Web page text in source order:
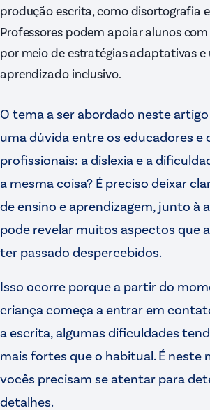
produção escrita, como disortografia
Professores podem apoiar alunos
por meio de estratégias adaptativas
aprendizado inclusivo.
O tema a ser abordado neste
uma dúvida entre os educadores e
profissionais: a dislexia e a
a mesma coisa? É preciso deixar
de ensino e aprendizagem, junto à
pode revelar muitos aspectos que
ter passado despercebidos.
Isso ocorre porque a partir do
criança começa a entrar em
a escrita, algumas dificuldades
mais fortes que o habitual. É neste
vocês precisam se atentar para
detalhes.